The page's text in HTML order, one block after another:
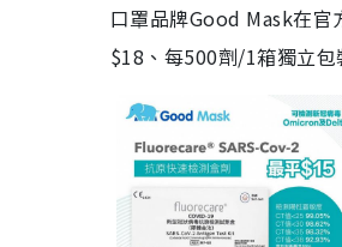
口罩品牌Good Mask在
$18、每500劑/1箱獨立